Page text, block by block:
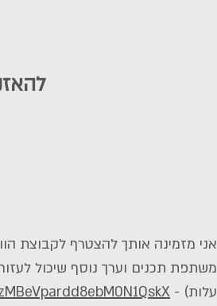
אני מזמינה אותך להצטרף לקבוצת
משתפת תכנים וערך נוסף שיכול
עלות) -